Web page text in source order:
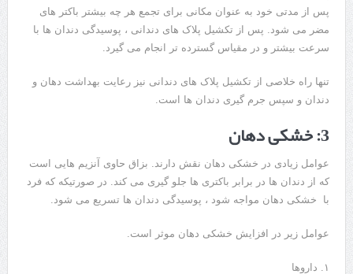
پس از مدتی خود به عنوان مکانی برای تجمع هر چه بیشتر باکتر های
مضر می شود. پس از تکشیل پلاک های دندانی ، پوسیدگی دندان ها با
سرعت بیشتر و در مقیاس گسترده تر انجام می گیرد.
تنها راه خلاصی از تکشیل پلاک های دندانی نیز رعایت بهداشت دهان و
دندان و سپس جرم گیری دندان ها است.
3: خشکی دهان
عوامل زیادی در خشکی دهان نقش دارند. بزاق حاوی آنزیم هایی است
که از دندان ها در برابر باکتری ها جلو گیری می کند. در صورتیکه که فرد
با خشکی دهان مواجه شود ، پوسیدگی دندان ها تسریع می شود.
عوامل زیر در افزایش خشکی دهان موثر است.
۱. داروها